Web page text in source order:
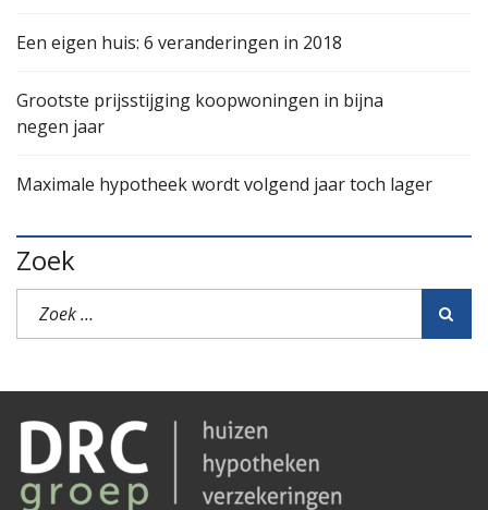
Een eigen huis: 6 veranderingen in 2018
Grootste prijsstijging koopwoningen in bijna
negen jaar
Maximale hypotheek wordt volgend jaar toch lager
Zoek